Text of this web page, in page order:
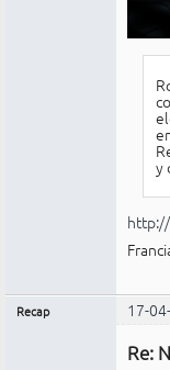
y
Recap 17-
Re: